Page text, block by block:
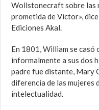
Wollstonecraft sobre las
prometida de Victor»,
Ediciones Akal.
En 1801, William se casó
informalmente a sus dos
padre fue distante, Mary
diferencia de las mujeres
intelectualidad.